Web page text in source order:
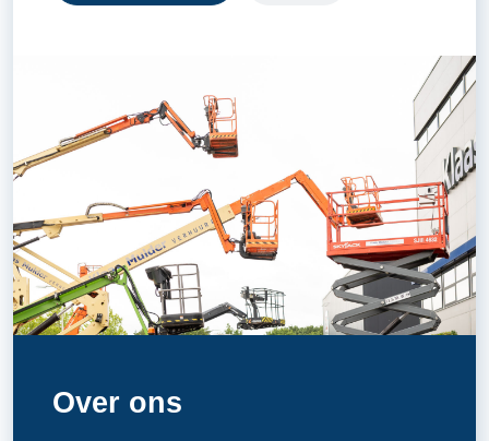
Over ons